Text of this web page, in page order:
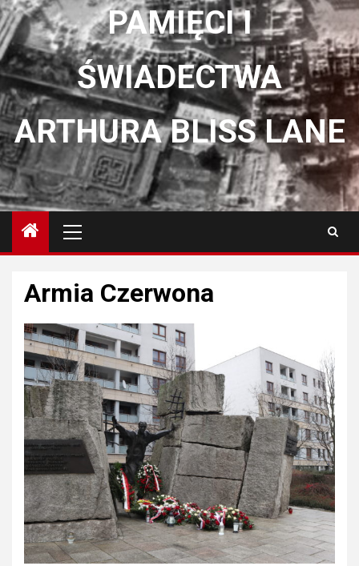
PAMIĘCI I
ŚWIADECTWA
ARTHURA BLISS LANE
główne
Armia Czerwona